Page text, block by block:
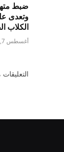
ضبط
وتعدى
الكلاب
أغسطس 7, 2026